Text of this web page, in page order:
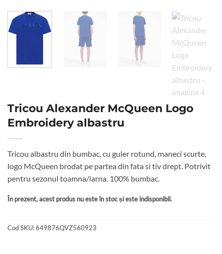
Tricou Alexander McQueen Logo
Embroidery albastru
Tricou albastru din bumbac, cu guler rotund, maneci scurte,
logo McQueen brodat pe partea din fata si tiv drept. Potrivit
pentru sezonul toamna/iarna. 100% bumbac.
În prezent, acest produs nu este în stoc și este indisponibil.
Cod SKU:649876QVZ560923